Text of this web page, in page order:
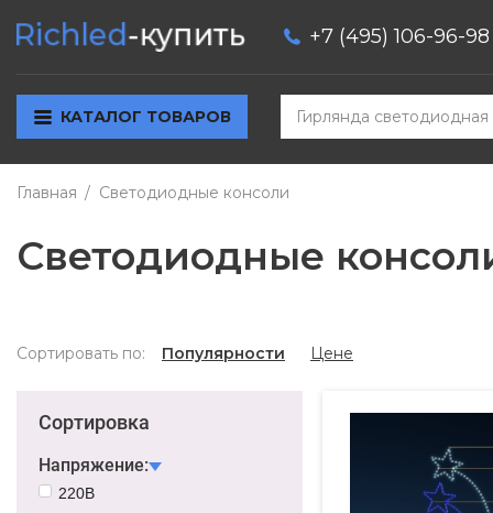
+7 (495) 106-96-98
КАТАЛОГ ТОВАРОВ
Главная Светодиодные консоли
Светодиодные
Сортировать по: Популярности Цене
Сортировка
Напряжение:
220В